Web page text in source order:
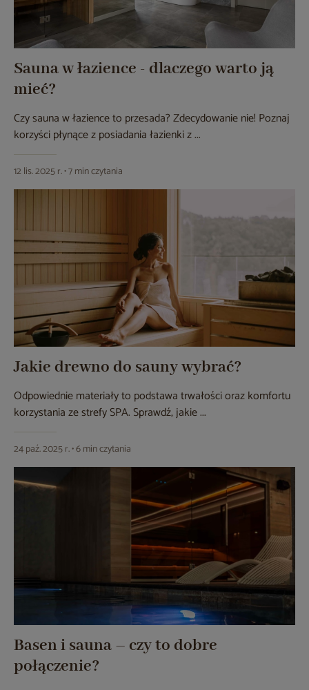
Sauna w łazience - dlaczego warto ją
mieć?
Czy sauna w łazience to przesada? Zdecydowanie nie! Poznaj
korzyści płynące z posiadania łazienki z ...
12 lis. 2025 r. • 7 min czytania
Jakie drewno do sauny wybrać?
Odpowiednie materiały to podstawa trwałości oraz komfortu
korzystania ze strefy SPA. Sprawdź, jakie ...
24 paź. 2025 r. • 6 min czytania
Basen i sauna – czy to dobre
połączenie?